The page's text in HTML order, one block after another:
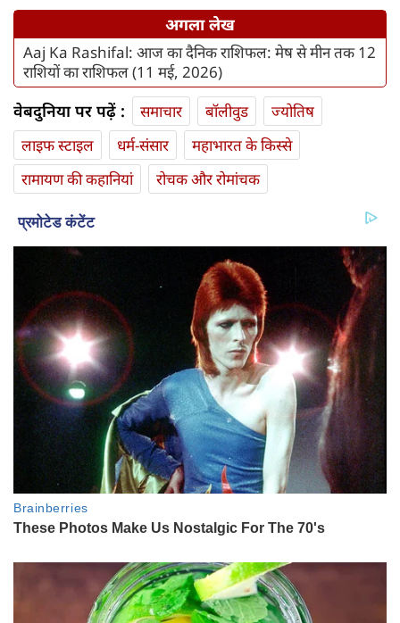
अगला लेख
Aaj Ka Rashifal: आज का दैनिक राशिफल: मेष से मीन तक 12
राशियों का राशिफल (11 मई, 2026)
वेबदुनिया पर पढ़ें : समाचार बॉलीवुड
ज्योतिष
लाइफ स्‍टाइल
धर्म-संसार
महाभारत के किस्से
रामायण की कहानियां
रोचक और रोमांचक